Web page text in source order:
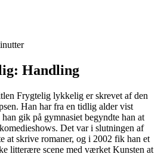
Handling
Frygtelig lykkelig er skrevet af den
Han har fra en tidlig alder vist
gik på gymnasiet begyndte han at
Det var i slutningen af
at skrive romaner, og i 2002 fik han et
litterære scene med værket Kunsten at